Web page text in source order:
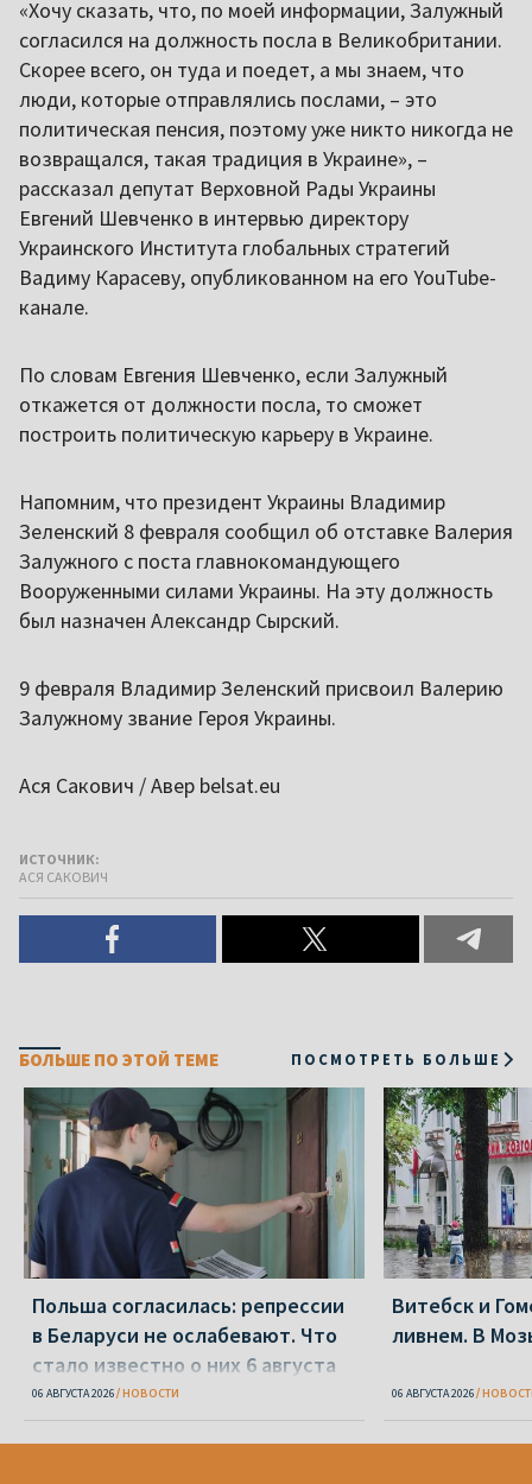
«Хочу сказать, что, по моей информации, Залужный
согласился на должность посла в Великобритании.
Скорее всего, он туда и поедет, а мы знаем, что
люди, которые отправлялись послами, – это
политическая пенсия, поэтому уже никто никогда не
возвращался, такая традиция в Украине», –
рассказал депутат Верховной Рады Украины
Евгений Шевченко в интервью директору
Украинского Института глобальных стратегий
Вадиму Карасеву, опубликованном на его YouTube-
канале.
По словам Евгения Шевченко, если Залужный
откажется от должности посла, то сможет
построить политическую карьеру в Украине.
Напомним, что президент Украины Владимир
Зеленский 8 февраля сообщил об отставке Валерия
Залужного с поста главнокомандующего
Вооруженными силами Украины. На эту должность
был назначен Александр Сырский.
9 февраля Владимир Зеленский присвоил Валерию
Залужному звание Героя Украины.
Ася Сакович / Авер belsat.eu
ИСТОЧНИК:
АСЯ САКОВИЧ
БОЛЬШЕ ПО ЭТОЙ ТЕМЕ ПОСМОТРЕТЬ БОЛЬШЕ
Польша согласилась: репрессии
в Беларуси не ослабевают. Что
стало известно о них 6 августа
06 АВГУСТА 2026 НОВОСТИ
Витебск и
ливнем. В
06 АВГУСТА 2026